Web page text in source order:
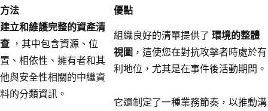
方法
優點
建立和維護完整的資產清
查 ，其中包含資源、位
置、相依性、擁有者和其
他與安全性相關的中繼資
料的分類資訊。
組織良好的清單提供了 環境的整體
視圖 ，這使您在對抗攻擊者時處於有
利地位，尤其是在事件後活動期間。
它還制定了一種業務節奏，以推動溝